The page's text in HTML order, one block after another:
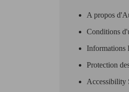
A propos
Conditions
Informations
Protection
Accessibility